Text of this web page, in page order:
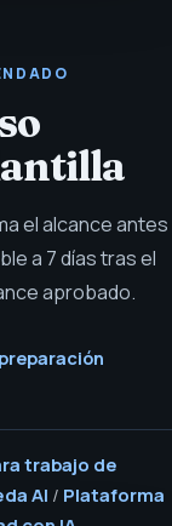
el alcance antes
a 7 días tras el
aprobado.
trabajo de
AI / Plataforma